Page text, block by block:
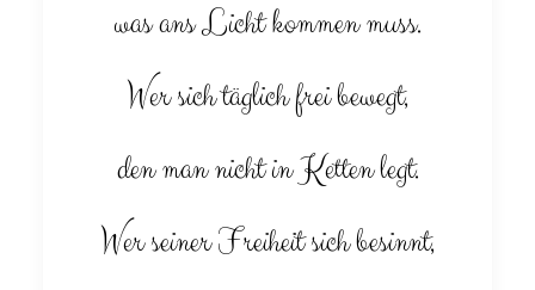
was ans Licht kommen muss.
Wer sich täglich frei bewegt,
den man nicht in Ketten legt.
Wer seiner Freiheit sich besinnt,